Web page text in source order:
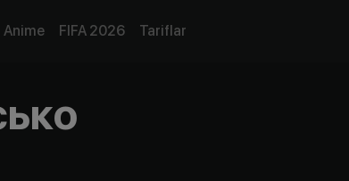
Anime FIFA 2026 Tariflar